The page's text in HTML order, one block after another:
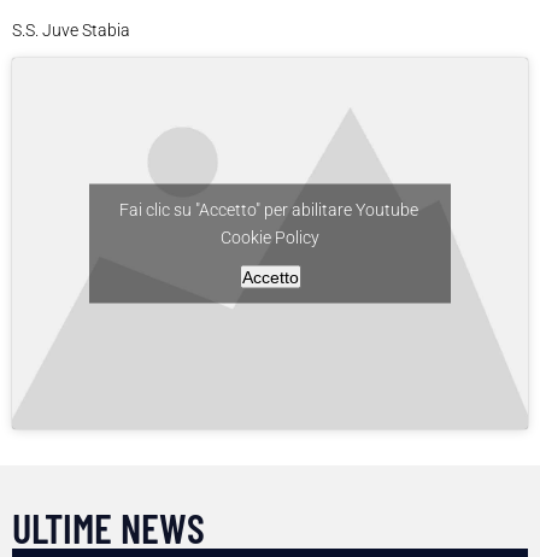
S.S. Juve Stabia
Fai clic su "Accetto" per abilitare Youtube
Cookie Policy
Accetto
ULTIME NEWS